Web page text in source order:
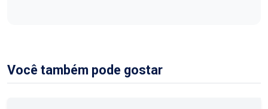
Você também pode gostar